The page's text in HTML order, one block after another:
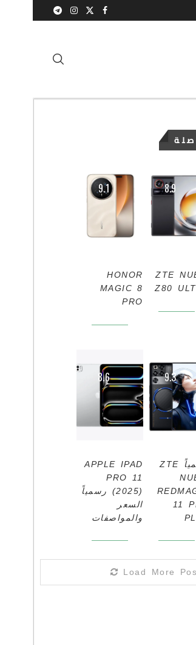
8.9
ZTE
Z80
9.1
HONOR
MAGIC 8
PRO
9.3
رسمياً ZTE
11
8.6
APPLE IPAD
PRO 11
(2025) رسمياً
السعر
والمواصفات
Load More